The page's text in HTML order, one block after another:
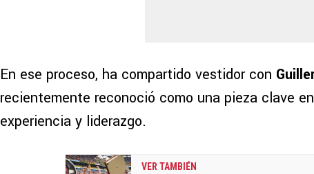
En ese proceso, ha compartido vestidor con
recientemente reconoció como una pieza clave
experiencia y liderazgo.
VER TAMBIÉN